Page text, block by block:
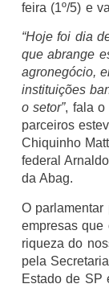
feira (1º/5) e
“Hoje foi dia
que abrange
agronegócio,
instituições
o setor”, fala o
parceiros
Chiquinho
federal
da Abag.
O parlamentar
empresas que
riqueza do
pela
Estado de SP